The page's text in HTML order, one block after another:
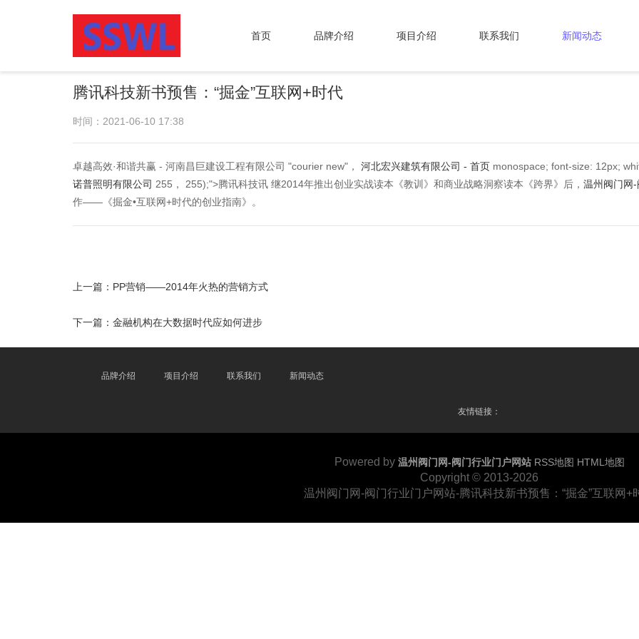
首页 品牌介绍 项目介绍 联系我们 新闻动态
腾讯科技新书预售：“掘金”互联网+时代
时间：2021-06-10 17:38
卓越高效·和谐共赢 - 河南昌巨建设工程有限公司 "courier new"， 河北宏兴建筑有限公司 - 首页 monospace; font-size: 12px;
诺普照明有限公司 255， 255);">腾讯科技讯 继2014年推出创业实战读本《教训》和商业战略洞察读本《跨界》后， 温州阀门网
作——《掘金•互联网+时代的创业指南》。
上一篇： PP营销——2014年火热的营销方式
下一篇： 金融机构在大数据时代应如何进步
品牌介绍 项目介绍 联系我们 新闻动态
友情链接：
Powered by 温州阀门网-阀门行业门户网站 RSS地图 HTML地图
Copyright © 2013-2026
温州阀门网-阀门行业门户网站-腾讯科技新书预售：“掘金”互联网+